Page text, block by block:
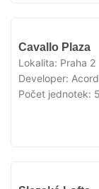
Cavallo Plaza
Lokalita: Praha 2
Developer:
Počet jednotek: